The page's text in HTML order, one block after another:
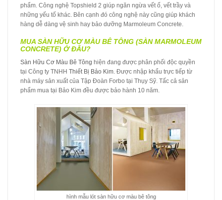
phẩm. Công nghệ Topshield 2 giúp ngăn ngừa vết ố, vết trầy và
những yếu tố khác. Bên cạnh đó công nghệ này cũng giúp khách
hàng dễ dàng vệ sinh hay bảo dưỡng Marmoleum Concrete.
MUA SÀN HỮU CƠ MÀU BÊ TÔNG (SÀN MARMOLEUM
CONCRETE) Ở ĐÂU?
Sàn Hữu Cơ Màu Bê Tông hiện đang được phân phối độc quyền
tại Công ty TNHH Thiết Bị Bảo Kim . Được nhập khẩu trực tiếp từ
nhà máy sản xuất của Tập Đoàn Forbo tại Thụy Sỹ. Tấc cả sản
phẩm mua tại Bảo Kim đều được bảo hành 10 năm.
hình mẫu lót sàn hữu cơ màu bê tông